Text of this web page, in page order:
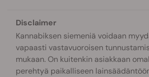
Disclaimer
Kannabiksen siemeniä voidaan
vapaasti vastavuoroisen
mukaan. On kuitenkin asiakkaan
perehtyä paikalliseen